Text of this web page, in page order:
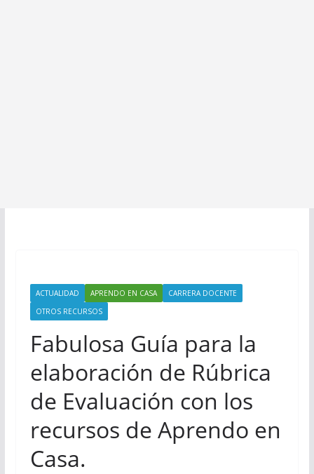
ACTUALIDAD APRENDO EN CASA
CARRERA DOCENTE
OTROS RECURSOS
Fabulosa Guía para la
elaboración de Rúbrica
de Evaluación con los
recursos de Aprendo en
Casa.